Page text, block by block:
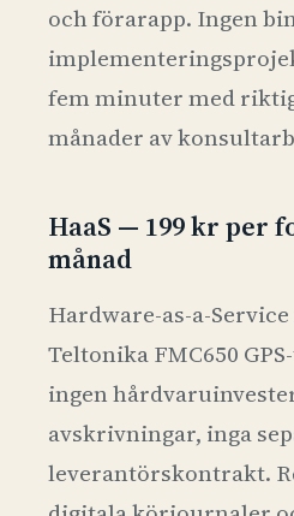
och förarapp. Ingen
fem minuter med
månader av
HaaS — 199 kr per
månad
Hardware-as-a-
Teltonika FMC650
ingen
avskrivningar, inga
leverantörskontrakt.